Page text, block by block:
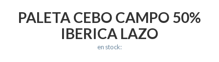
PALETA CEBO CAMPO 50%
IBERICA LAZO
en stock: